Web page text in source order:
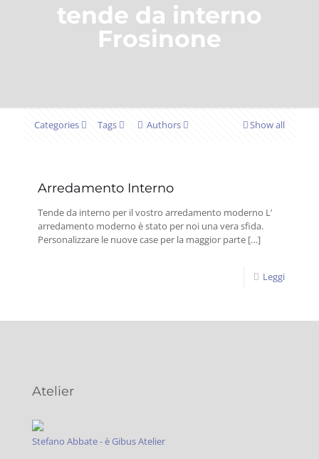
tende da interno
Frosinone
Categories Tags Authors Show all
Arredamento Interno
Tende da interno per il vostro arredamento moderno L’
arredamento moderno è stato per noi una vera sfida.
Personalizzare le nuove case per la maggior parte […]
Leggi
Atelier
Stefano Abbate - è Gibus Atelier